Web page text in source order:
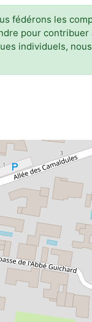
fédérons les
pour
individuels,